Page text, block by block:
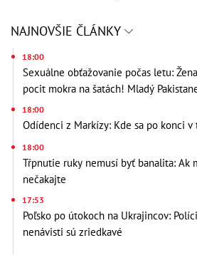
NAJNOVŠIE ČLÁNKY
18:00
Sexuálne obťažovanie počas letu:
pocit mokra na šatách! Mladý
18:00
Odídenci z Markízy: Kde sa po konci
18:00
Tŕpnutie ruky nemusí byť banalita: Ak
nečakajte
17:53
Poľsko po útokoch na Ukrajincov:
nenávisti sú zriedkavé